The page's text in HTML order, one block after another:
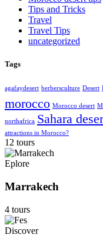
Tips and Tricks
Travel
Travel Tips
uncategorized
Tags
agafaydesert berbersculture Desert
morocco Morocco desert
northafrica Sahara
attractions in Morocco?
12 tours
Eplore
Marrakech
4 tours
Discover